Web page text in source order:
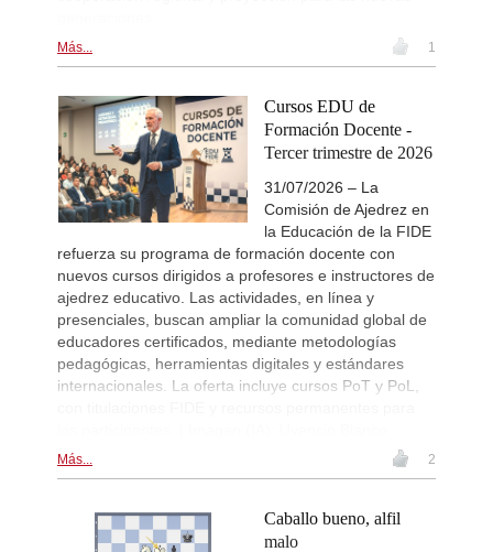
Más... 1
Cursos EDU de
Formación Docente -
Tercer trimestre de 2026
31/07/2026 – La
Comisión de Ajedrez en
la Educación de la FIDE
refuerza su programa de formación docente con
nuevos cursos dirigidos a profesores e instructores de
ajedrez educativo. Las actividades, en línea y
presenciales, buscan ampliar la comunidad global de
educadores certificados, mediante metodologías
pedagógicas, herramientas digitales y estándares
internacionales. La oferta incluye cursos PoT y PoL,
Más... 2
Caballo bueno, alfil
malo